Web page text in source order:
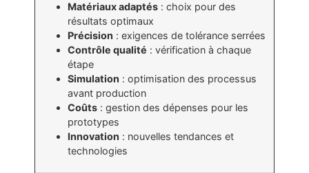
Matériaux adaptés : choix pour des
résultats optimaux
Précision : exigences de tolérance serrées
Contrôle qualité : vérification à chaque
étape
Simulation : optimisation des processus
avant production
Coûts : gestion des dépenses pour les
prototypes
Innovation : nouvelles tendances et
technologies